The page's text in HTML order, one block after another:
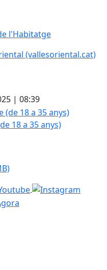
l'Habitatge
(vallesoriental.cat)
| 08:39
18 a 35 anys)
18 a 35 anys)